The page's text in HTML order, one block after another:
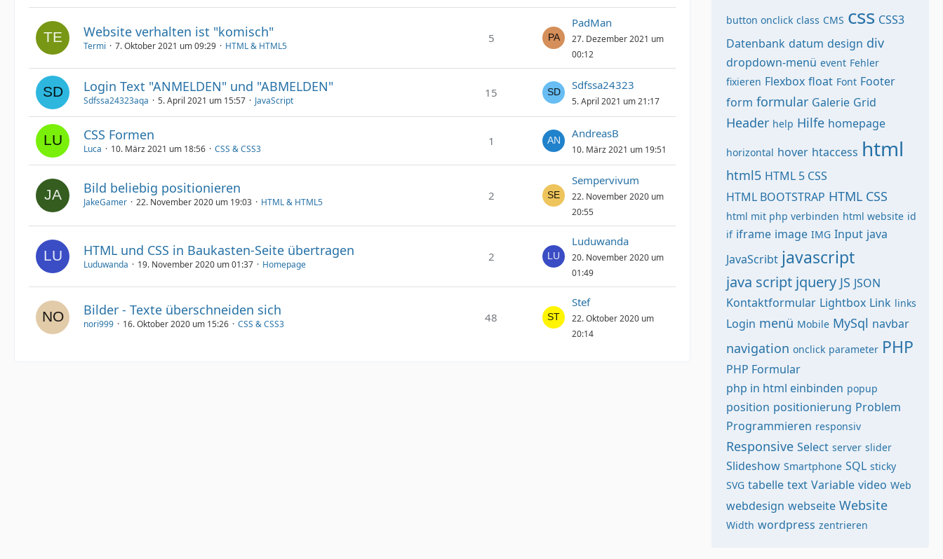
Website verhalten ist "komisch"
Termi 7. Oktober 2021 um 09:29 HTML & HTML5
5
PadMan
27. Dezember 2021 um
00:12
Login Text "ANMELDEN" und "ABMELDEN"
Sdfssa24323aqa 5. April 2021 um 15:57 JavaScript
15
Sdfssa24323
5. April 2021 um 21:17
CSS Formen
Luca 10. März 2021 um 18:56 CSS & CSS3
1
AndreasB
10. März 2021 um 19:51
Bild beliebig positionieren
JakeGamer 22. November 2020 um 19:03 HTML & HTML5 2
Sempervivum
22. November 2020 um
20:55
HTML und CSS in Baukasten-Seite übertragen
Luduwanda 19. November 2020 um 01:37 Homepage
2
Luduwanda
20. November 2020 um
01:49
Bilder - Texte überschneiden sich
nori999 16. Oktober 2020 um 15:26 CSS & CSS3 48
Stef
22. Oktober 2020 um
20:14
button onclick class CMS css CSS3
Datenbank datum design div
dropdown-menü event Fehler
fixieren Flexbox float Font Footer
form formular Galerie Grid
Header help Hilfe homepage
horizontal hover htaccess html
html5 HTML 5 CSS
HTML BOOTSTRAP HTML CSS
html mit php verbinden html website id
if iframe image IMG Input java
JavaScribt javascript
java script jquery JS JSON
Kontaktformular Lightbox Link links
Login menü Mobile MySql navbar
navigation onclick parameter PHP
PHP Formular
php in html einbinden popup
position positionierung Problem
Programmieren responsiv
Responsive Select server slider
Slideshow Smartphone SQL sticky
SVG tabelle text Variable video Web
webdesign webseite Website
Width wordpress zentrieren